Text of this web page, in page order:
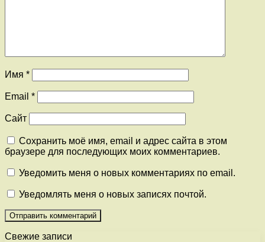
Имя *
Email *
Сайт
Сохранить моё имя, email и адрес сайта в этом
браузере для последующих моих комментариев.
Уведомить меня о новых комментариях по email.
Уведомлять меня о новых записях почтой.
Свежие записи